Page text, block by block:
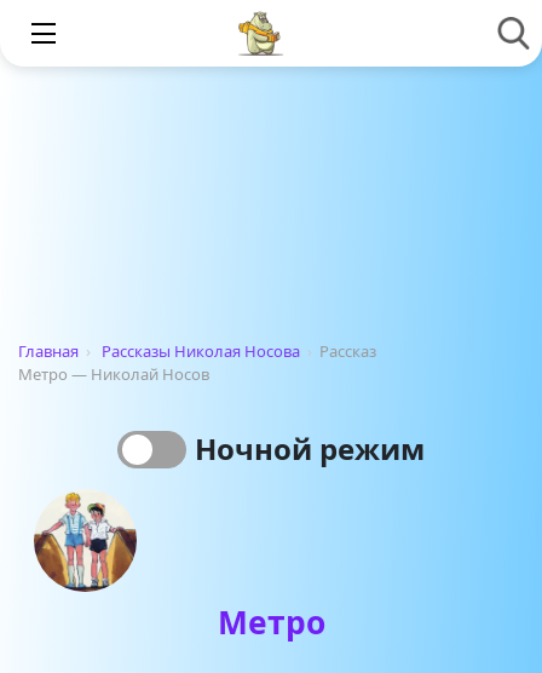
Главная › Рассказы Николая Носова › Рассказ
Метро — Николай Носов
Ночной режим
Метро